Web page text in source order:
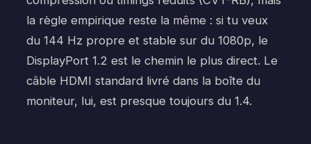
la règle empirique reste la même : si tu veux
du 144 Hz propre et stable sur du 1080p, le
DisplayPort 1.2 est le chemin le plus direct. Le
câble HDMI standard livré dans la boîte du
moniteur, lui, est presque toujours du 1.4.